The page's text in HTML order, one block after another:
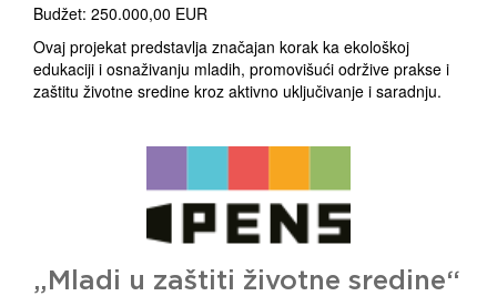
Budžet: 250.000,00 EUR
Ovaj projekat predstavlja značajan korak ka ekološkoj
edukaciji i osnaživanju mladih, promovišući održive prakse i
zaštitu životne sredine kroz aktivno uključivanje i saradnju.
„Mladi u zaštiti životne sredine“